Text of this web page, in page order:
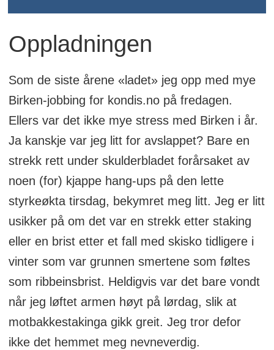
Oppladningen
Som de siste årene «ladet» jeg opp med mye
Birken-jobbing for kondis.no på fredagen.
Ellers var det ikke mye stress med Birken i år.
Ja kanskje var jeg litt for avslappet? Bare en
strekk rett under skulderbladet forårsaket av
noen (for) kjappe hang-ups på den lette
styrkeøkta tirsdag, bekymret meg litt. Jeg er litt
usikker på om det var en strekk etter staking
eller en brist etter et fall med skisko tidligere i
vinter som var grunnen smertene som føltes
som ribbeinsbrist. Heldigvis var det bare vondt
når jeg løftet armen høyt på lørdag, slik at
motbakkestakinga gikk greit. Jeg tror defor
ikke det hemmet meg nevneverdig.